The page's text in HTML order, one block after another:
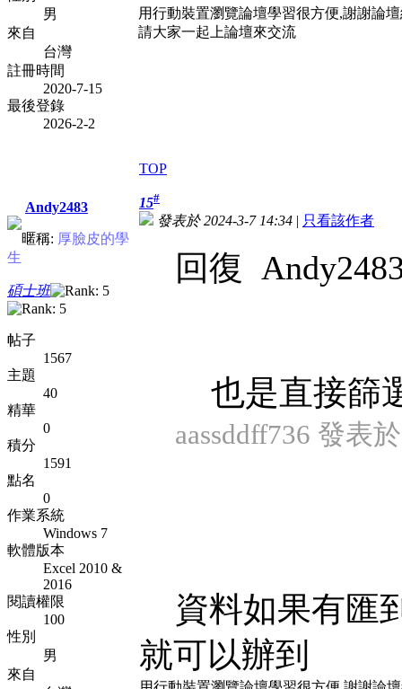
男
來自
台灣
註冊時間
2020-7-15
最後登錄
2026-2-2
用行動裝置瀏覽論壇學習很方便,謝謝論
請大家一起上論壇來交流
TOP
Andy2483
暱稱: 厚臉皮的學
生
碩士班
帖子
1567
主題
40
精華
0
積分
1591
點名
0
作業系統
Windows 7
軟體版本
Excel 2010 &
2016
閱讀權限
100
性別
男
來自
15#
發表於 2024-3-7 14:34 | 只看該作者
回復
也是直接篩
aassddff736 發表
資料如果有匯
就可以辦到